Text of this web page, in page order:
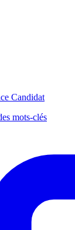
Candidat
mots-clés